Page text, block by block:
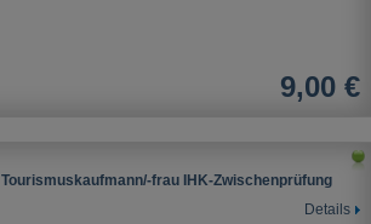
9,00 €
Tourismuskaufmann/-frau IHK-Zwischenprüfung
Details